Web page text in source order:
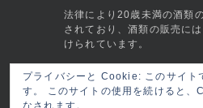
法律により20歳未満の酒類
されており、酒類の販売に
けられています。
This site is protected by
the GooglePrivacy Policy
プライバシーと Cookie: このサイト
す。 このサイトの使用を続けると
なされます。